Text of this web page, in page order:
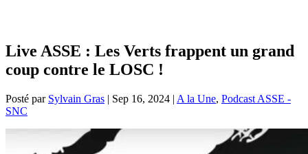
Live ASSE : Les Verts frappent un grand
coup contre le LOSC !
Posté par Sylvain Gras | Sep 16, 2024 | A la Une, Podcast ASSE -
SNC